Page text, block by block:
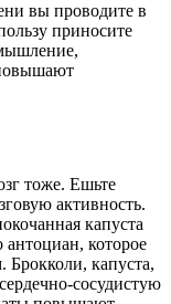
вы проводите в
приносите
тоже. Ешьте
активность.
капуста
антоциан, которое
Брокколи, капуста,
сосудистую